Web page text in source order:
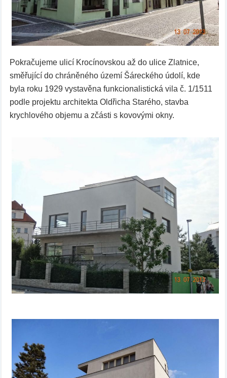
Pokračujeme ulicí Krocínovskou až do ulice Zlatnice,
směřující do chráněného území Šáreckého údolí, kde
byla roku 1929 vystavěna funkcionalistická vila č. 1/1511
podle projektu architekta Oldřicha Starého, stavba
krychlového objemu a zčásti s kovovými okny.